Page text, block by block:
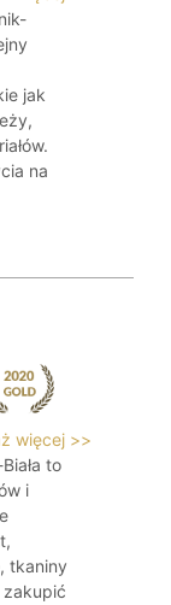
jak
na
więcej >>
to
i
tkaniny
zakupić